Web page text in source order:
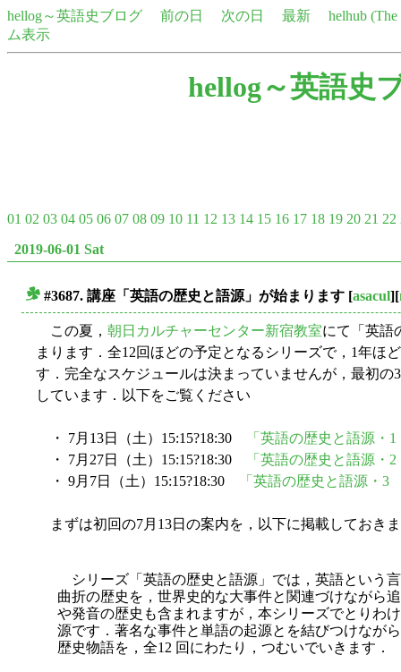
hellog～英語史ブログ 前の日 次の日 最新
helhub
ム表示
hellog～英語史
01 02 03 04 05 06 07 08 09 10 11 12 13 14 15 16 17 18 19 20 21 22
2019-06-01 Sat
#3687. 講座「英語の歴史と語源」が始まります [asacul][
この夏， 朝日カルチャーセンター新宿教室にて「英語
まります．全12回ほどの予定となるシリーズで，1年ほ
す．完全なスケジュールは決まっていませんが，最初
しています．以下をご覧ください
・ 7月13日（土）15:15?18:30
「英語の歴史と語源
・ 7月27日（土）15:15?18:30
「英語の歴史と語源
・ 9月7日（土）15:15?18:30
「英語の歴史と語源・
まずは初回の7月13日の案内を，以下に掲載しておき
シリーズ「英語の歴史と語源」では，英語という
曲折の歴史を，世界史的な大事件と関連づけながら
や発音の歴史も含まれますが，本シリーズでとりわ
源です．著名な事件と単語の起源とを結びつけなが
歴史物語を，全12 回にわたり，つむいでいきます．